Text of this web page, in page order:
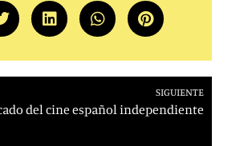
SIGUIENTE
del cine español independiente